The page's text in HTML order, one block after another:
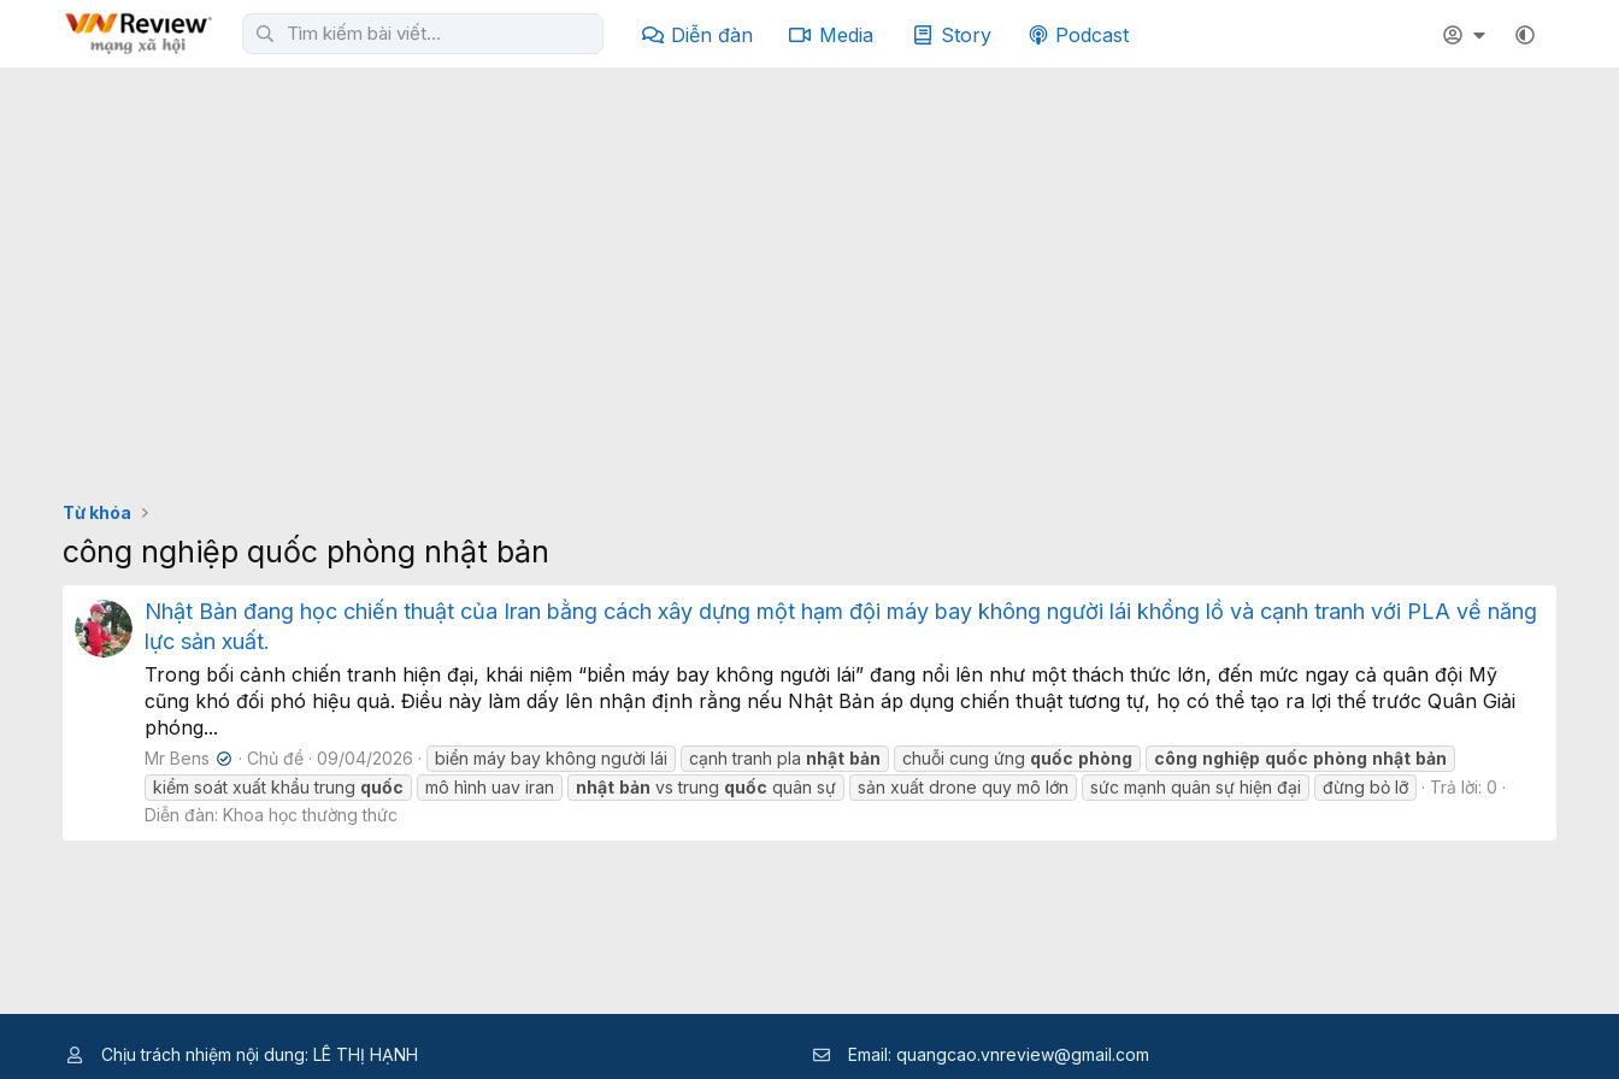
Diễn đàn Media Story Podcast
Từ khóa
công nghiệp quốc phòng nhật bản
Nhật Bản đang học chiến thuật của Iran bằng cách xây dựng một hạm đội máy bay không người lái khổng lồ và cạnh tranh với PLA về năng
lực sản xuất.
Trong bối cảnh chiến tranh hiện đại, khái niệm “biển máy bay không người lái” đang nổi lên như một thách thức lớn, đến mức ngay cả quân đội Mỹ
cũng khó đối phó hiệu quả. Điều này làm dấy lên nhận định rằng nếu Nhật Bản áp dụng chiến thuật tương tự, họ có thể tạo ra lợi thế trước Quân Giải
phóng...
Mr Bens ✔ Chủ đề 09/04/2026 biển máy bay không người lái cạnh tranh pla nhật bản chuỗi cung ứng quốc phòng công nghiệp quốc phòng nhật bản
kiểm soát xuất khẩu trung quốc mô hình uav iran nhật bản vs trung quốc quân sự sản xuất drone quy mô lớn sức mạnh quân sự hiện đại đừng bỏ lỡ
Trả lời: 0
Diễn đàn: Khoa học thường thức
Chịu trách nhiệm nội dung: LÊ THỊ HẠNH Email: quangcao.vnreview@gmail.com